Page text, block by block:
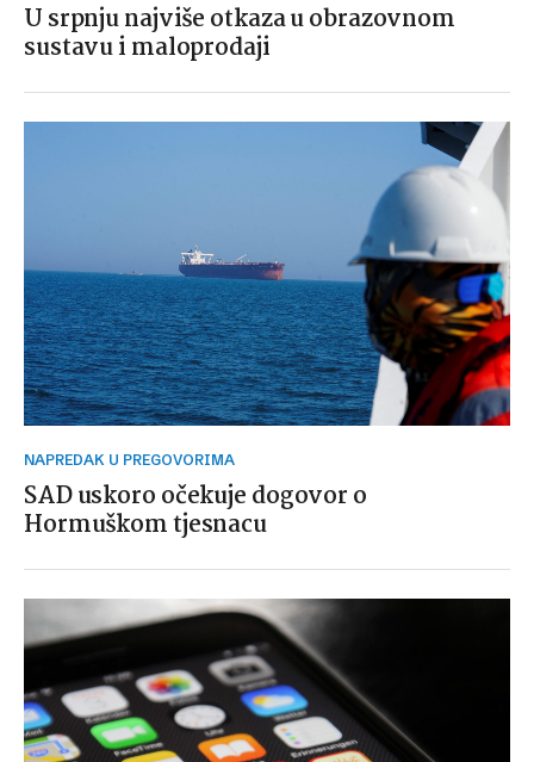
U srpnju najviše otkaza u obrazovnom
sustavu i maloprodaji
NAPREDAK U PREGOVORIMA
SAD uskoro očekuje dogovor o
Hormuškom tjesnacu